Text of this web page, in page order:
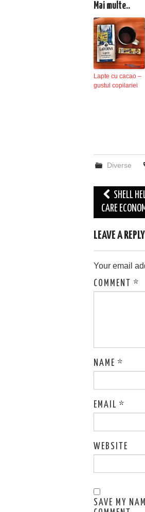
Mai multe..
Lapte cu cacao –
gustul copilariei
Diverse
Post
navigation
SHELL
CARE
LEAVE A REPLY
Your email
COMMENT *
NAME *
EMAIL *
WEBSITE
SAVE MY